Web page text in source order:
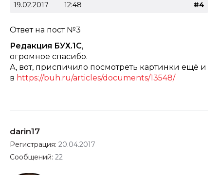
19.02.2017 12:48 #4
Ответ на пост №3
Редакция БУХ.1С,
огромное спасибо.
А, вот, приспичило посмотреть картинки ещё и
в https://buh.ru/articles/documents/13548/
darin17
Регистрация: 20.04.2017
Сообщений: 22